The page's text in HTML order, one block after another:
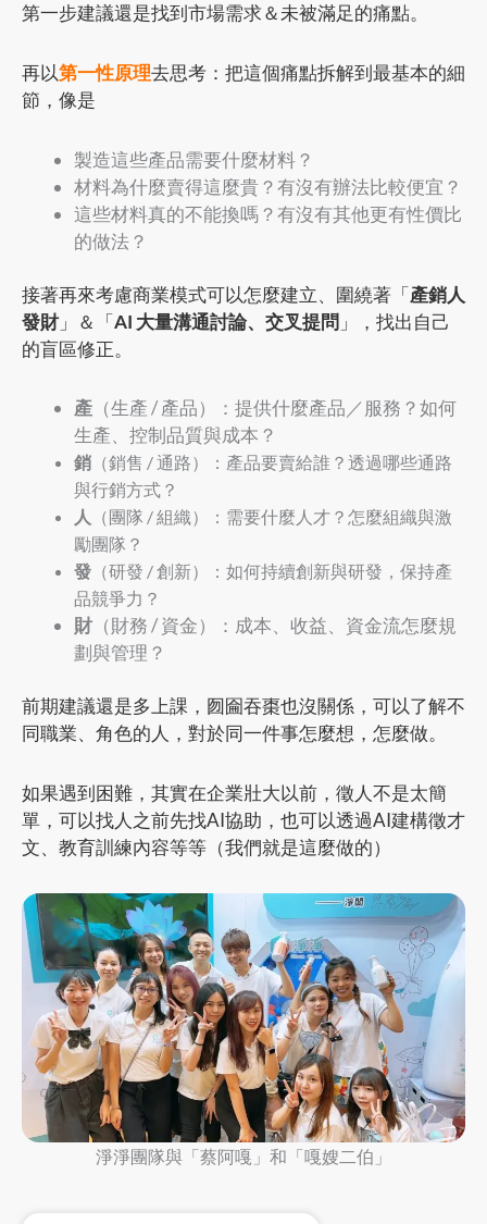
第一步建議還是找到市場需求＆未被滿足的痛點。
再以第一性原理去思考：把這個痛點拆解到最基本的細
節，像是
製造這些產品需要什麼材料？
材料為什麼賣得這麼貴？有沒有辦法比較便宜？
這些材料真的不能換嗎？有沒有其他更有性價比
的做法？
接著再來考慮商業模式可以怎麼建立、圍繞著「產銷人
發財」＆「AI 大量溝通討論、交叉提問 」，找出自己
的盲區修正。
產 （生產 / 產品）：提供什麼產品／服務？如何
生產、控制品質與成本？
銷 （銷售 / 通路）：產品要賣給誰？透過哪些通路
與行銷方式？
人
（團隊 / 組織）：需要什麼人才？怎麼組織與激
勵團隊？
發 （研發 / 創新）：如何持續創新與研發，保持產
品競爭力？
財 （財務 / 資金）：成本、收益、資金流怎麼規
劃與管理？
前期建議還是多上課，囫圇吞棗也沒關係，可以了解不
同職業、角色的人，對於同一件事怎麼想，怎麼做。
如果遇到困難，其實在企業壯大以前，徵人不是太簡
單，可以找人之前先找AI協助，也可以透過AI建構徵才
文、教育訓練內容等等（我們就是這麼做的）
淨淨團隊與「蔡阿嘎」和「嘎嫂二伯」